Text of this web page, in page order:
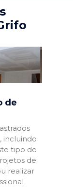
de
incluindo
tipo de
de
realizar